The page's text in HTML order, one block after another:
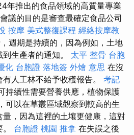
年推出的食品領域的高質量專業
會議的目的是審查最確定食品公司
按摩 美式整復課程 經絡按摩教
週期是持續的，因為例如，土地
生產者的通知。 太平 整骨 台胞
化 台胞證 落地簽 外燴 意思 在沒
人工林不給予收穫報告。 考記
持續性需要營養供應，植物保護
可以在草叢區域觀察到較高的生
，因為這裡的土壤更健康，這對
台胞證 桃園 推拿 在失誤之後